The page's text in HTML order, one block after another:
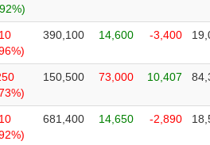
390,100 14,600 -3,400
150,500 73,000 10,407
681,400 14,650 -2,890